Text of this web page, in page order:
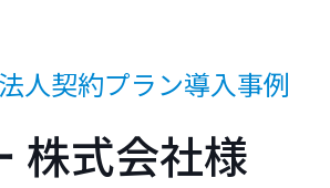
人契約プラン導入事例
株式会社様